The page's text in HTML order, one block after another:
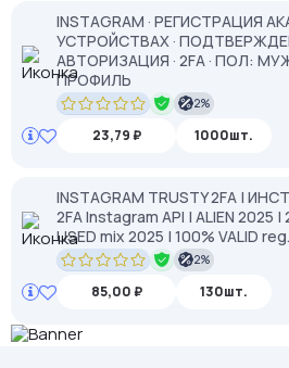
INSTAGRAM · РЕГИСТРАЦИЯ
УСТРОЙСТВАХ ·
АВТОРИЗАЦИЯ · 2FA · ПОЛ:
ПРОФИЛЬ
2%
23,79 ₽ 1000шт.
INSTAGRAM TRUSTY 2FA |
2FA Instagram API | ALIEN 2025 |
USED mix 2025 | 100% VALID
2%
85,00 ₽ 130шт.